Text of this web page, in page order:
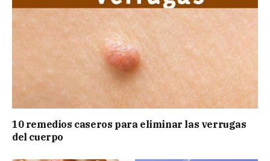
10 remedios caseros para eliminar las verrugas
del cuerpo